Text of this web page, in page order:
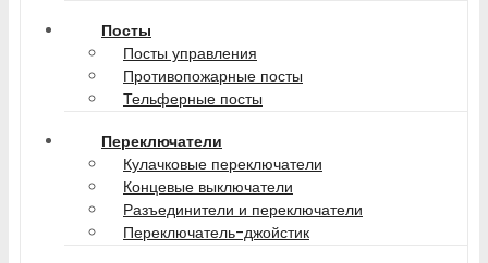
Посты
Посты управления
Противопожарные посты
Тельферные посты
Переключатели
Кулачковые переключатели
Концевые выключатели
Разъединители и переключатели
Переключатель-джойстик